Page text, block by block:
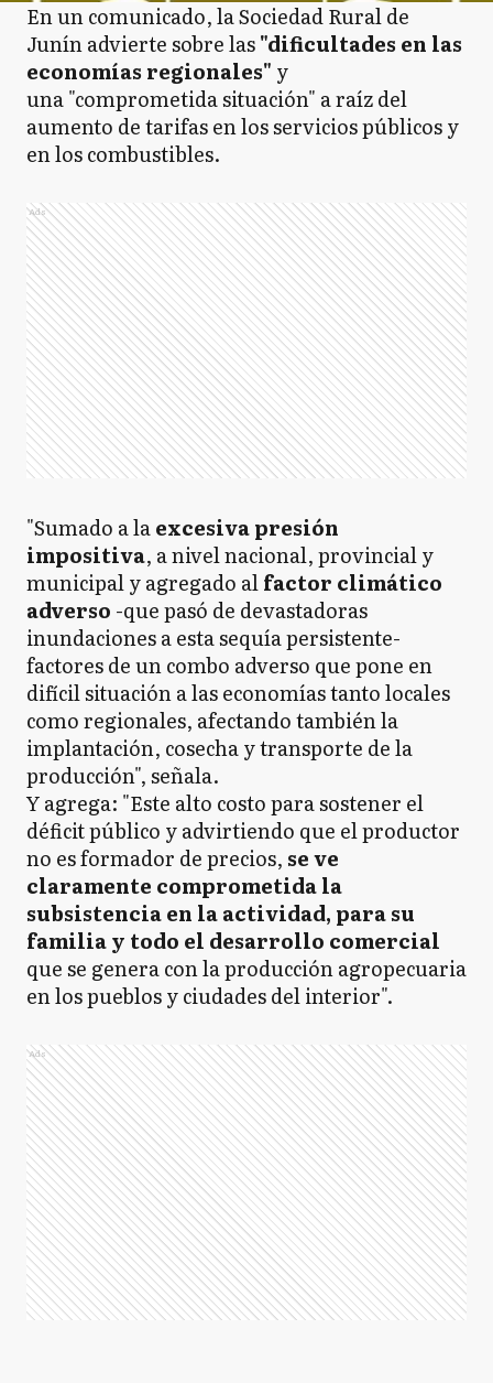
En un comunicado, la Sociedad Rural de
Junín advierte sobre las"dificultades en las
economías regionales" y
una "comprometida situación" a raíz del
aumento de tarifas en los servicios públicos y
en los combustibles.
Ads
"Sumado a laexcesiva presión
impositiva, a nivel nacional, provincial y
municipal y agregado alfactor climático
adverso -que pasó de devastadoras
inundaciones a esta sequía persistente-
factores de un combo adverso que pone en
difícil situación a las economías tanto locales
como regionales, afectando también la
implantación, cosecha y transporte de la
producción", señala.
Y agrega: "Este alto costo para sostener el
déficit público y advirtiendo que el productor
no es formador de precios, se ve
claramente comprometida la
subsistencia en la actividad, para su
familia y todo el desarrollo comercial
que se genera con la producción agropecuaria
en los pueblos y ciudades del interior".
Ads